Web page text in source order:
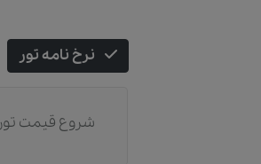
نرخ نامه تور
شروع قیمت تور